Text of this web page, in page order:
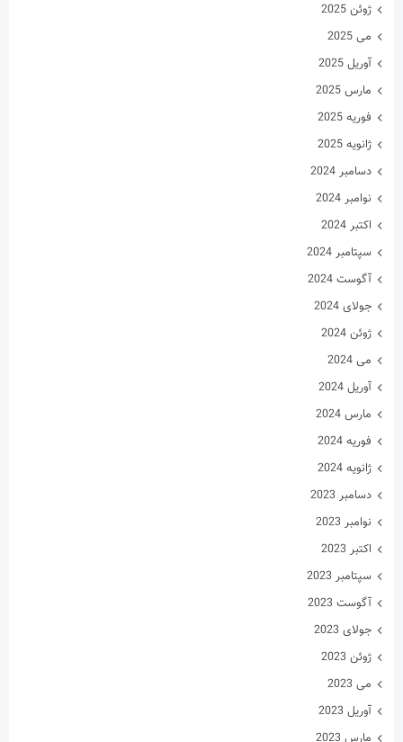
ژوئن 2025
می 2025
آوریل 2025
مارس 2025
فوریه 2025
ژانویه 2025
دسامبر 2024
نوامبر 2024
اکتبر 2024
سپتامبر 2024
آگوست 2024
جولای 2024
ژوئن 2024
می 2024
آوریل 2024
مارس 2024
فوریه 2024
ژانویه 2024
دسامبر 2023
نوامبر 2023
اکتبر 2023
سپتامبر 2023
آگوست 2023
جولای 2023
ژوئن 2023
می 2023
آوریل 2023